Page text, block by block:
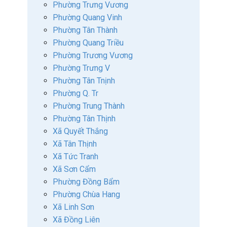
Phường Trưng Vương
Phường Quang Vinh
Phường Tân Thành
Phường Quang Triều
Phường Trương Vương
Phường Trưng V
Phường Tân Tnịnh
Phường Q. Tr
Phường Trung Thành
Phường Tân Thịnh
Xã Quyết Thắng
Xã Tân Thịnh
Xã Tức Tranh
Xã Sơn Cẩm
Phường Đồng Bẩm
Phường Chùa Hang
Xã Linh Sơn
Xã Đồng Liên